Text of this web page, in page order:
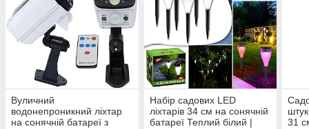
Вуличний
водонепроникний ліхтар
на сонячній батареї з
Набір садових LED
ліхтарів 34 см на сонячній
батареї Теплий білий |
31